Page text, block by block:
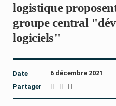
logistique
groupe central
logiciels"
Date
6 décembre 2021
Partager